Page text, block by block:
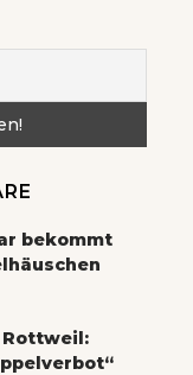
bekommt
Rottweil: